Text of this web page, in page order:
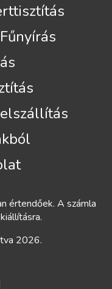
értendőek. A számla
2026.